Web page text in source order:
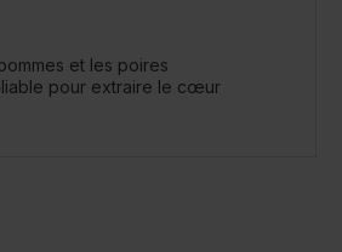
et les poires
pour extraire le cœur